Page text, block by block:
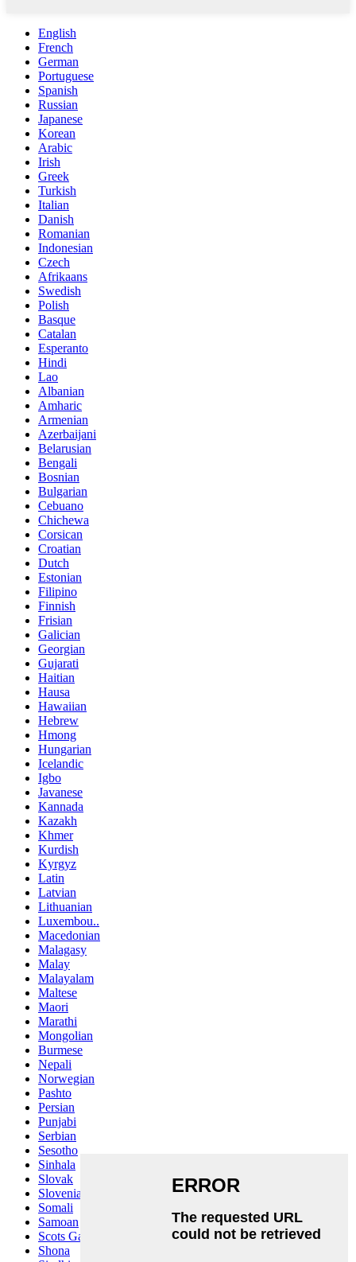
English
French
German
Portuguese
Spanish
Russian
Japanese
Korean
Arabic
Irish
Greek
Turkish
Italian
Danish
Romanian
Indonesian
Czech
Afrikaans
Swedish
Polish
Basque
Catalan
Esperanto
Hindi
Lao
Albanian
Amharic
Armenian
Azerbaijani
Belarusian
Bengali
Bosnian
Bulgarian
Cebuano
Chichewa
Corsican
Croatian
Dutch
Estonian
Filipino
Finnish
Frisian
Galician
Georgian
Gujarati
Haitian
Hausa
Hawaiian
Hebrew
Hmong
Hungarian
Icelandic
Igbo
Javanese
Kannada
Kazakh
Khmer
Kurdish
Kyrgyz
Latin
Latvian
Lithuanian
Luxembou..
Macedonian
Malagasy
Malay
Malayalam
Maltese
Maori
Marathi
Mongolian
Burmese
Nepali
Norwegian
Pashto
Persian
Punjabi
Serbian
Sesotho
Sinhala
Slovak
Slovenian
Somali
Samoan
Scots Gaelic
Shona